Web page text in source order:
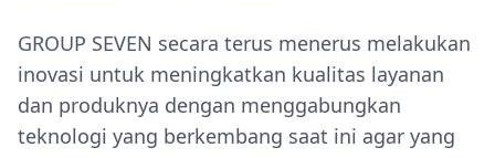
GROUP SEVEN secara terus menerus melakukan
inovasi untuk meningkatkan kualitas layanan
dan produknya dengan menggabungkan
teknologi yang berkembang saat ini agar yang